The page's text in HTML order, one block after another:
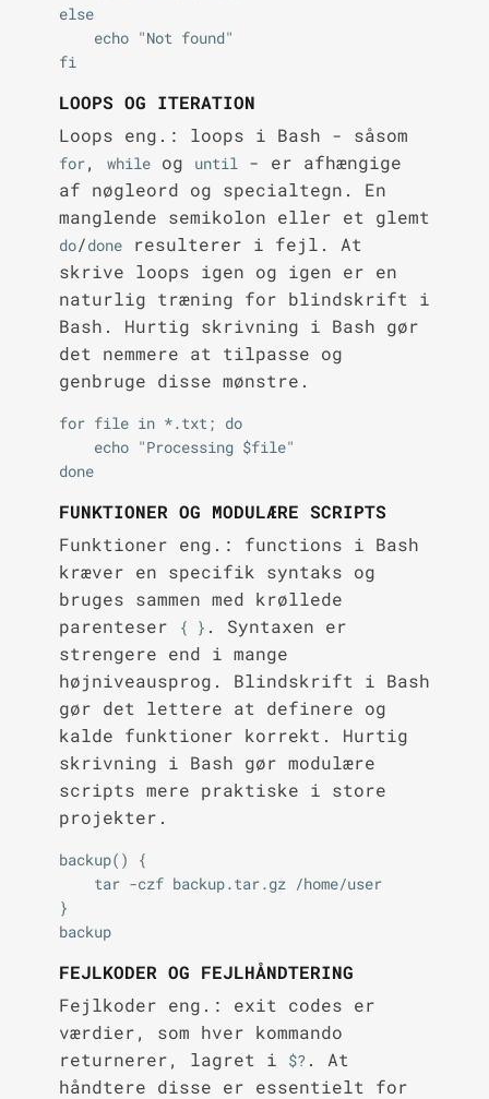
else
LOOPS OG ITERATION
Loops eng.: loops i Bash - såsom
for, whileog until
- er afhængige
af nøgleord og specialtegn. En
manglende semikolon eller et glemt
do/doneresulterer i fejl. At
skrive loops igen og igen er en
naturlig træning for blindskrift i
Bash. Hurtig skrivning i Bash gør
det nemmere at tilpasse og
genbruge disse mønstre.
for file in *.txt; do
done
FUNKTIONER OG MODULÆRE SCRIPTS
Funktioner eng.: functions i Bash
kræver en specifik syntaks og
bruges sammen med krøllede
parenteser
{ } . Syntaxen er
strengere end i mange
højniveausprog. Blindskrift i Bash
gør det lettere at definere og
kalde funktioner korrekt. Hurtig
skrivning i Bash gør modulære
scripts mere praktiske i store
projekter.
backup() {
}
backup
FEJLKODER OG FEJLHÅNDTERING
Fejlkoder eng.: exit codes er
værdier, som hver kommando
returnerer, lagret i
$? . At
håndtere disse er essentielt for